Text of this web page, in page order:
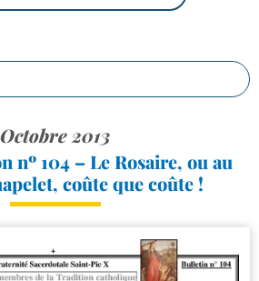
Octobre 2013
nº 104 – Le Rosaire, ou au
coûte que coûte !